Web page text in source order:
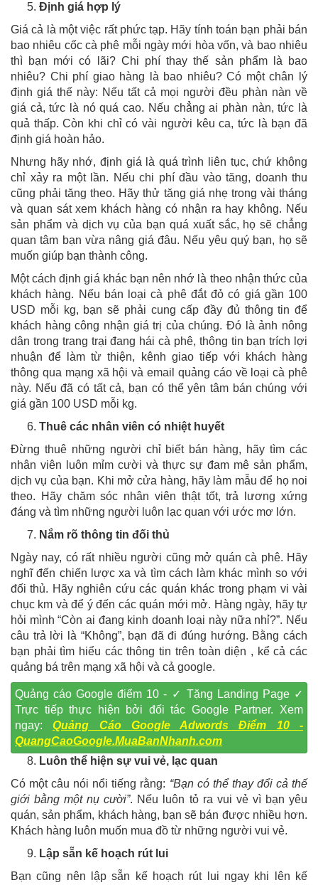
Định giá hợp lý
Giá cả là một việc rất phức tạp. Hãy tính toán bạn phải bán
bao nhiêu cốc cà phê mỗi ngày mới hòa vốn, và bao nhiêu
thì bạn mới có lãi? Chi phí thay thế sản phẩm là bao
nhiêu? Chi phí giao hàng là bao nhiêu? Có một chân lý
định giá thế này: Nếu tất cả mọi người đều phàn nàn về
giá cả, tức là nó quá cao. Nếu chẳng ai phàn nàn, tức là
quả thấp. Còn khi chỉ có vài người kêu ca, tức là bạn đã
định giá hoàn hảo.
Nhưng hãy nhớ, định giá là quá trình liên tục, chứ không
chỉ xảy ra một lần. Nếu chi phí đầu vào tăng, doanh thu
cũng phải tăng theo. Hãy thử tăng giá nhẹ trong vài tháng
và quan sát xem khách hàng có nhận ra hay không. Nếu
sản phẩm và dịch vụ của bạn quá xuất sắc, họ sẽ chẳng
quan tâm bạn vừa nâng giá đâu. Nếu yêu quý bạn, họ sẽ
muốn giúp bạn thành công.
Một cách định giá khác bạn nên nhớ là theo nhận thức của
khách hàng. Nếu bán loại cà phê đắt đỏ có giá gần 100
USD mỗi kg, bạn sẽ phải cung cấp đầy đủ thông tin để
khách hàng công nhận giá trị của chúng. Đó là ảnh nông
dân trong trang trại đang hái cà phê, thông tin bạn trích lợi
nhuận để làm từ thiện, kênh giao tiếp với khách hàng
thông qua mạng xã hội và email quảng cáo về loại cà phê
này. Nếu đã có tất cả, bạn có thể yên tâm bán chúng với
giá gần 100 USD mỗi kg.
Thuê các nhân viên có nhiệt huyết
Đừng thuê những người chỉ biết bán hàng, hãy tìm các
nhân viên luôn mỉm cười và thực sự đam mê sản phẩm,
dịch vụ của bạn. Khi mở cửa hàng, hãy làm mẫu để họ noi
theo. Hãy chăm sóc nhân viên thật tốt, trả lương xứng
đáng và tìm những người luôn lạc quan với ước mơ lớn.
Nắm rõ thông tin đối thủ
Ngày nay, có rất nhiều người cũng mở quán cà phê. Hãy
nghĩ đến chiến lược xa và tìm cách làm khác mình so với
đối thủ. Hãy nghiên cứu các quán khác trong phạm vi vài
chục km và để ý đến các quán mới mở. Hàng ngày, hãy tự
hỏi mình “Còn ai đang kinh doanh loại này nữa nhỉ?”. Nếu
câu trả lời là “Không”, bạn đã đi đúng hướng. Bằng cách
bạn phải tìm hiểu các thông tin trên toàn diện , kể cả các
quảng bá trên mạng xã hội và cả google.
Quảng cáo Google điểm 10 - ✓ Tặng Landing Page ✓
Trực tiếp thực hiện bởi đối tác Google Partner. Xem
ngay:Quảng Cáo Google Adwords Điểm 10 -
QuangCaoGoogle.MuaBanNhanh.com
Luôn thể hiện sự vui vẻ, lạc quan
Có một câu nói nổi tiếng rằng: “Bạn có thể thay đổi cả thế
giới bằng một nụ cười”. Nếu luôn tỏ ra vui vẻ vì bạn yêu
quán, sản phẩm, khách hàng, bạn sẽ bán được nhiều hơn.
Khách hàng luôn muốn mua đồ từ những người vui vẻ.
Lập sẵn kế hoạch rút lui
Bạn cũng nên lập sẵn kế hoạch rút lui ngay khi lên kế